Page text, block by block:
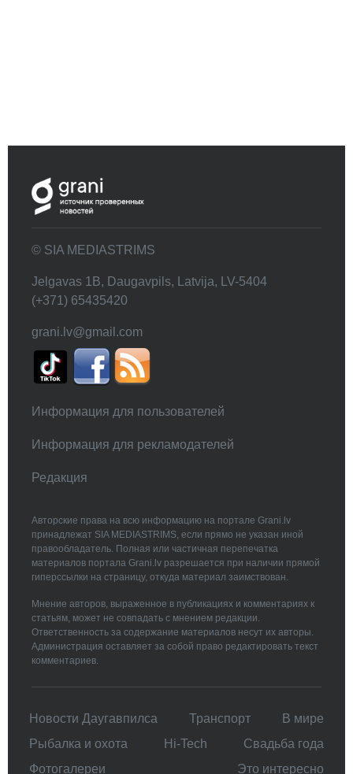
© SIA MEDIASTRIMS
Jelgavas 1B, Daugavpils, Latvija, LV-5404
(+371) 65435420
grani.lv@gmail.com
Информация для пользователей
Информация для рекламодателей
Редакция
Авторские права на всю информацию на портале Grani.lv
принадлежат SIA MEDIASTRIMS, если прямо не указан иной
правообладатель. Полная или частичная перепечатка
материалов портала Grani.lv разрешается при наличии прямой
гиперссылки на страницу, откуда материал заимствован.
Мнение авторов, выраженное в публикациях и комментариях к
статьям, может не совпадать с мнением редакции.
Ответственность за содержание материалов несут их авторы.
Администрация оставляет за собой право редактировать текст
комментариев.
Новости Даугавпилса Транспорт
В мире
Рыбалка и охота
Hi-Tech
Свадьбa года
Фотогалереи
Это интересно